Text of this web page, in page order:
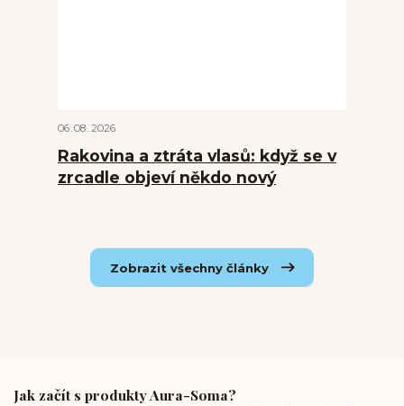
06 08 2026
Rakovina a ztráta vlasů: když se v
zrcadle objeví někdo nový
Zobrazit všechny články
Jak začít s produkty Aura-Soma?